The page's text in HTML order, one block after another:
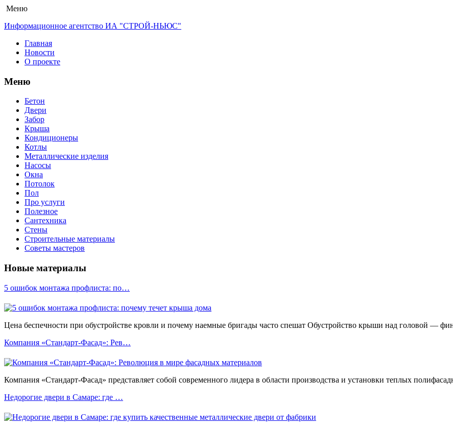
Меню
Информационное агентство ИА "СТРОЙ-НЬЮС"
Главная
Новости
О проекте
Меню
Бетон
Двери
Забор
Крыша
Кондиционеры
Котлы
Металлические изделия
Насосы
Окна
Потолок
Пол
Про услуги
Полезное
Сантехника
Стены
Строительные материалы
Советы мастеров
Новые материалы
5 ошибок монтажа профлиста: по…
Цена беспечности при обустройстве кровли и почему наемные бригады часто спешат Обустройство крыши над головой —
Компания «Стандарт-Фасад»: Рев…
Компания «Стандарт-Фасад» представляет собой современного лидера в области производства и установки теплых
Недорогие двери в Самаре: где …